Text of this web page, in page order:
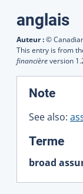
anglais
Auteur :©
This entry is from
financièreversion
Note:
See also:
Terme:
broad